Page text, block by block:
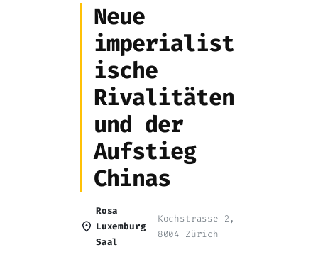
Neue
imperialist
ische
Rivalitäten
und der
Aufstieg
Chinas
Rosa
Luxemburg
Saal
Kochstrasse 2,
8004 Zürich